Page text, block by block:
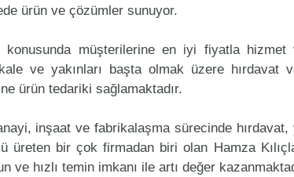
ürün ve çözümler sunuyor.
konusunda müşterilerine en iyi fiyatla hizmet
ve yakınları başta olmak üzere hırdavat
ürün tedariki sağlamaktadır.
inşaat ve fabrikalaşma sürecinde hırdavat,
üreten bir çok firmadan biri olan Hamza
ve hızlı temin imkanı ile artı değer